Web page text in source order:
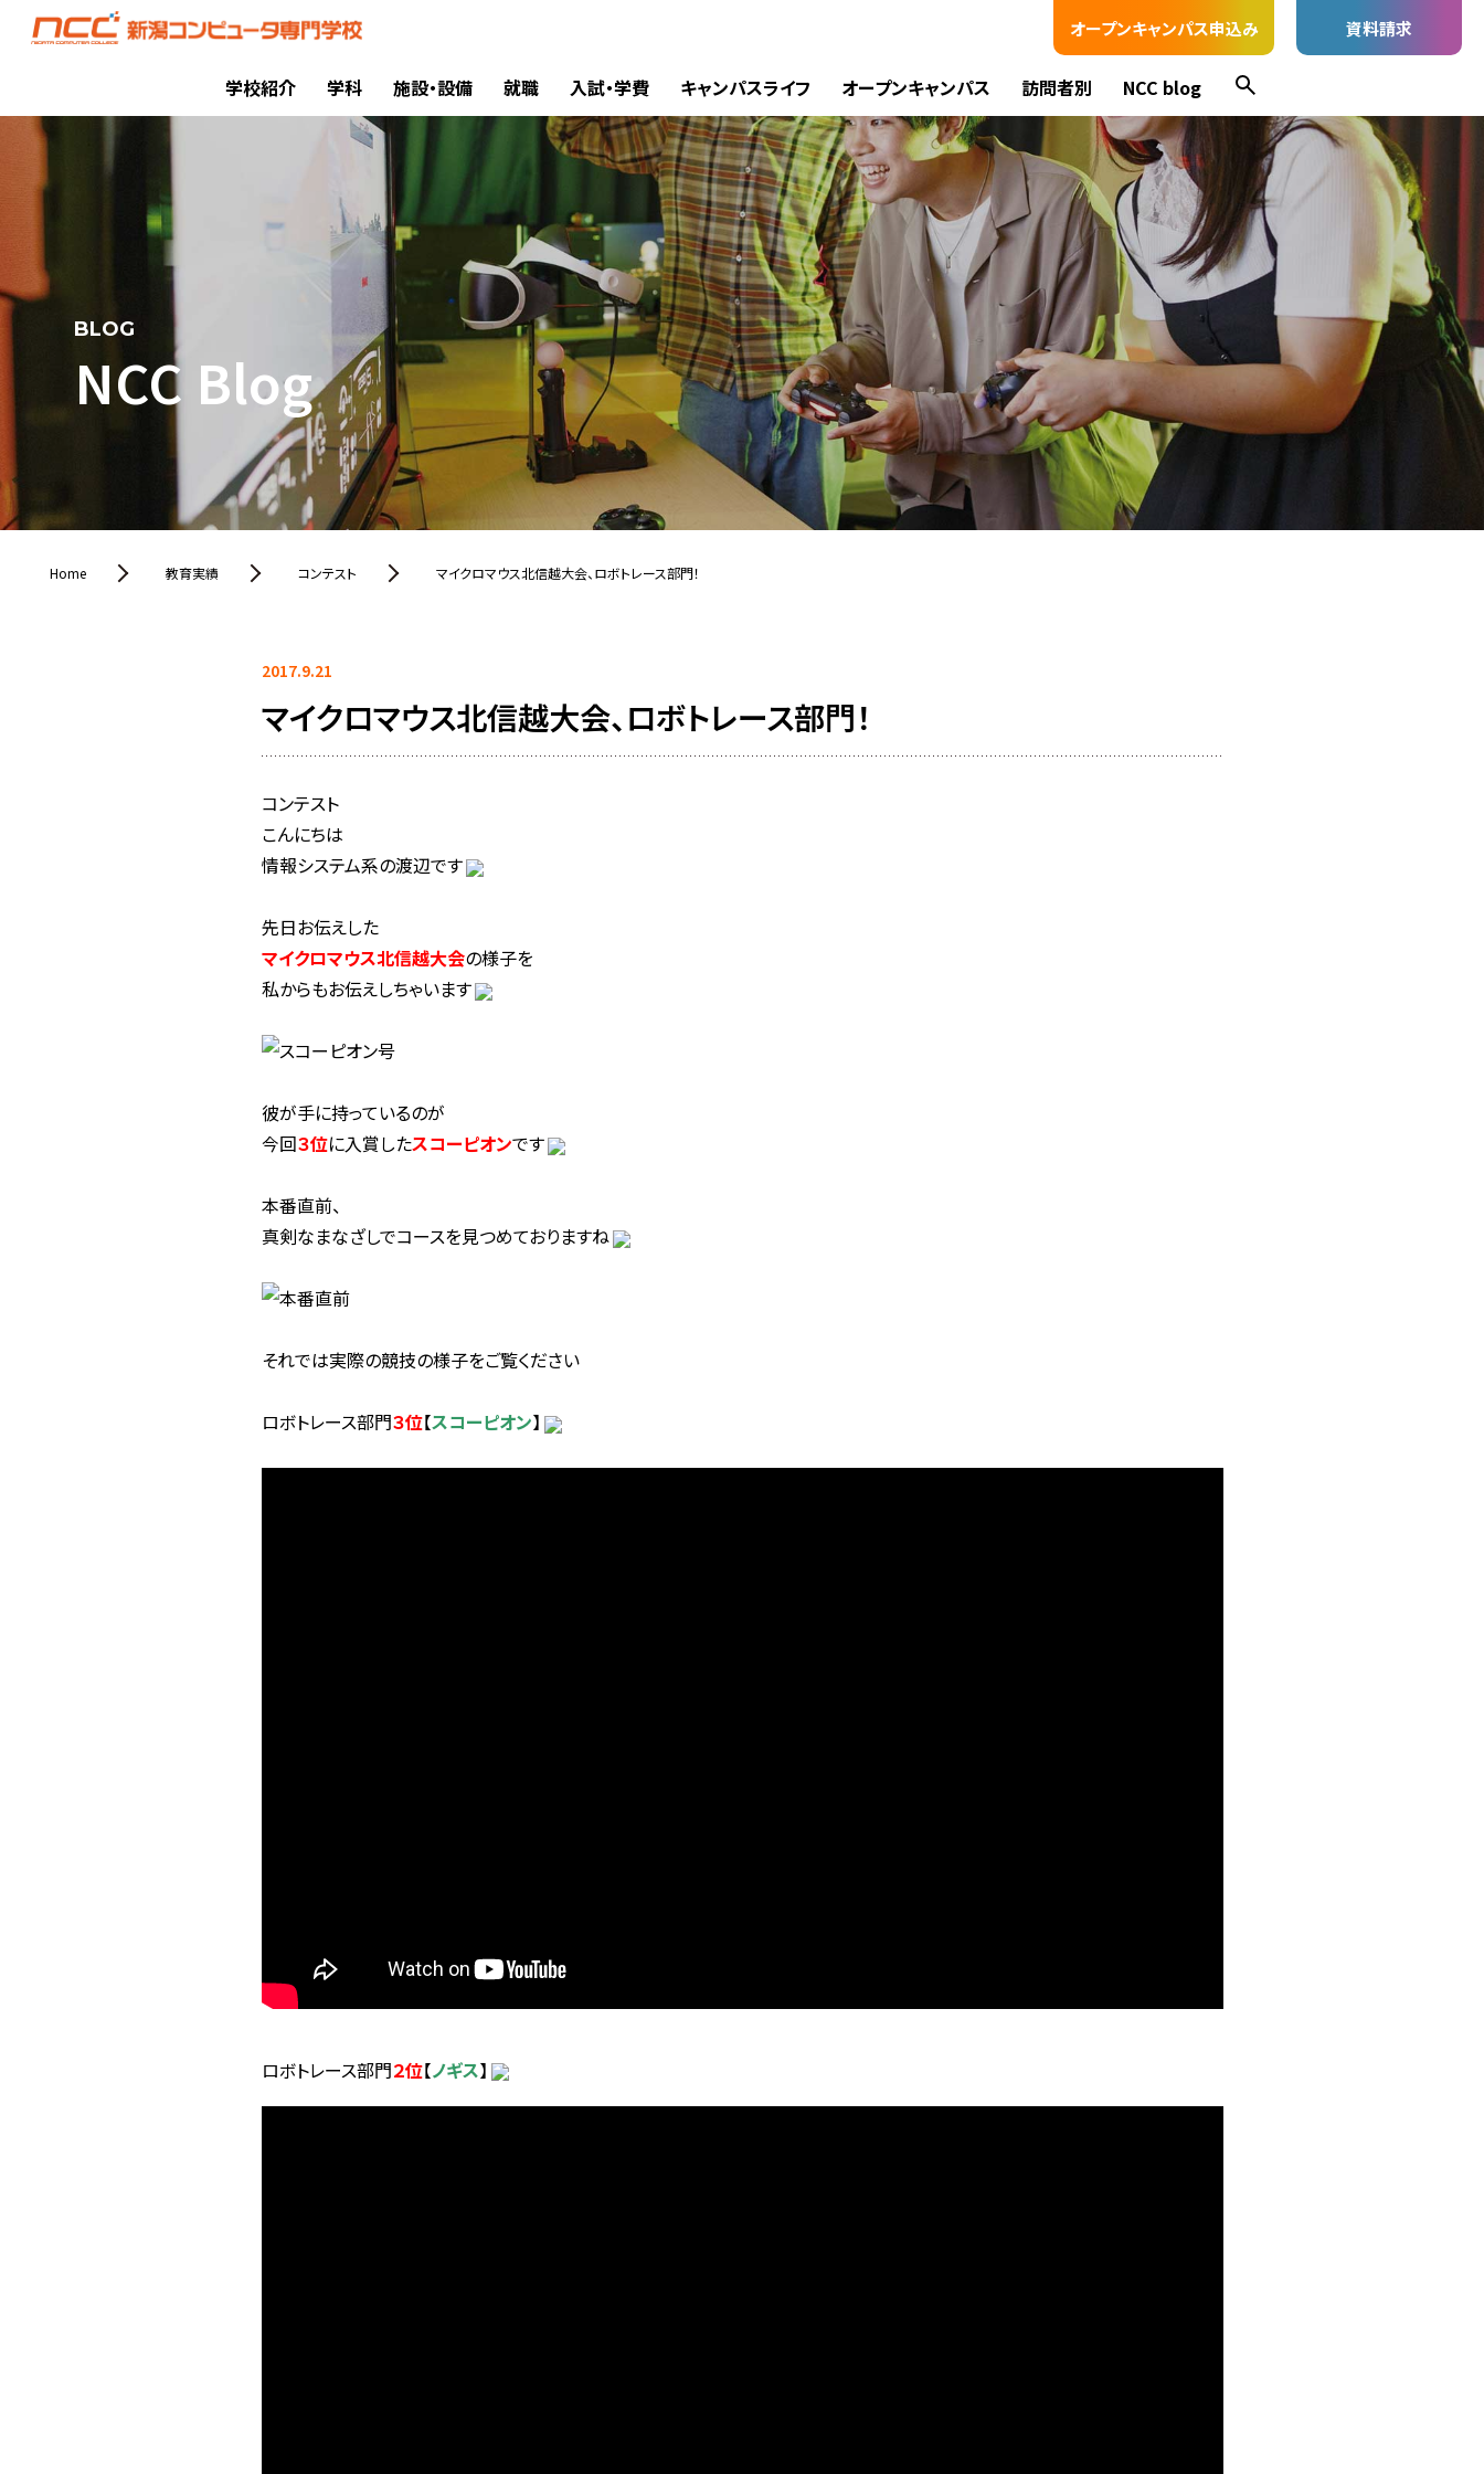
オープンキャンパス申込み 資料請求
学校紹介 学科 施設・設備 就職 入試・学費 キャンパスライフ オープンキャンパス 訪問者別 NCC blog
BLOG
NCC Blog
Home 教育実績 コンテスト マイクロマウス北信越大会、ロボトレース部門！
2017.9.21
マイクロマウス北信越大会、ロボトレース部門！
コンテスト
こんにちは
情報システム系の渡辺です
先日お伝えした
マイクロマウス北信越大会の様子を
私からもお伝えしちゃいます
彼が手に持っているのが
今回３位に入賞したスコーピオンです
本番直前、
真剣なまなざしでコースを見つめておりますね
それでは実際の競技の様子をご覧ください
ロボトレース部門３位【スコーピオン】
ロボトレース部門２位【ノギス】